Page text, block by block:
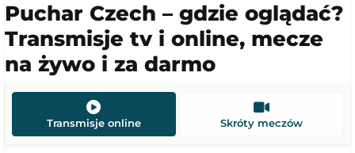
Puchar Czech – gdzie oglądać?
Transmisje tv i online, mecze
na żywo i za darmo
Transmisje online Skróty meczów